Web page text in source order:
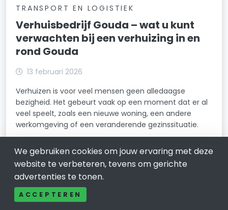
TRANSPORT EN LOGISTIEK
Verhuisbedrijf Gouda – wat u kunt
verwachten bij een verhuizing in en
rond Gouda
13 februari 2026
Verhuizen is voor veel mensen geen alledaagse
bezigheid. Het gebeurt vaak op een moment dat er al
veel speelt, zoals een nieuwe woning, een andere
werkomgeving of een veranderende gezinssituatie.
We gebruiken cookies om jouw ervaring met deze
website te verbeteren, tevens om gerichte
advertenties te tonen.
ACCEPTEREN